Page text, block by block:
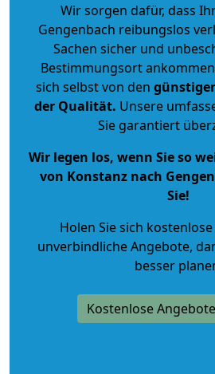
Wir sorgen dafür, dass
Gengenbach reibungslos
Sachen sicher und
Bestimmungsort
sich selbst von den
der Qualität. Unsere
Sie garantiert
Wir legen los, wenn Sie so
von Konstanz nach
Sie!
Holen Sie sich
unverbindliche Angebote,
besser
Kostenlose